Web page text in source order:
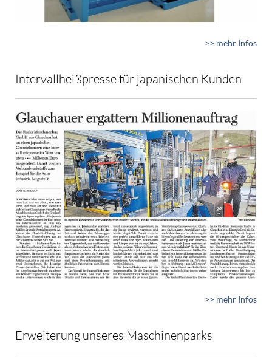
>> mehr Infos
Intervallheißpresse für japanischen Kunden
>> mehr Infos
Erweiterung unseres Maschinenparks